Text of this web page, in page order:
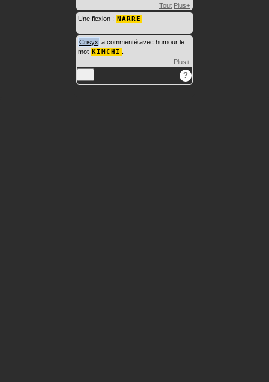
Tout Plus+
Une flexion : NARRE
Crisyx a commenté avec humour le
mot KIMCHI
Plus+
?